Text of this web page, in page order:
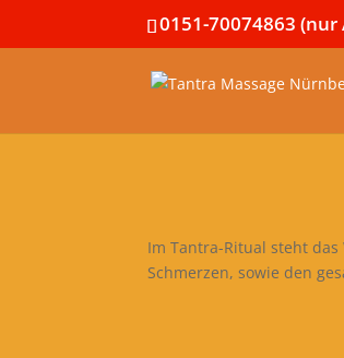
0151-70074863
Im Tantra-Ritual steht
Schmerzen, sowie den